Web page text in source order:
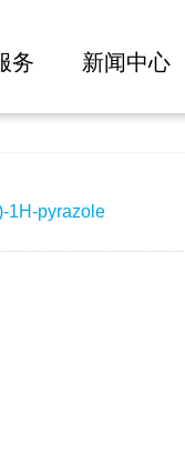
务 新闻中心
1H-pyrazole